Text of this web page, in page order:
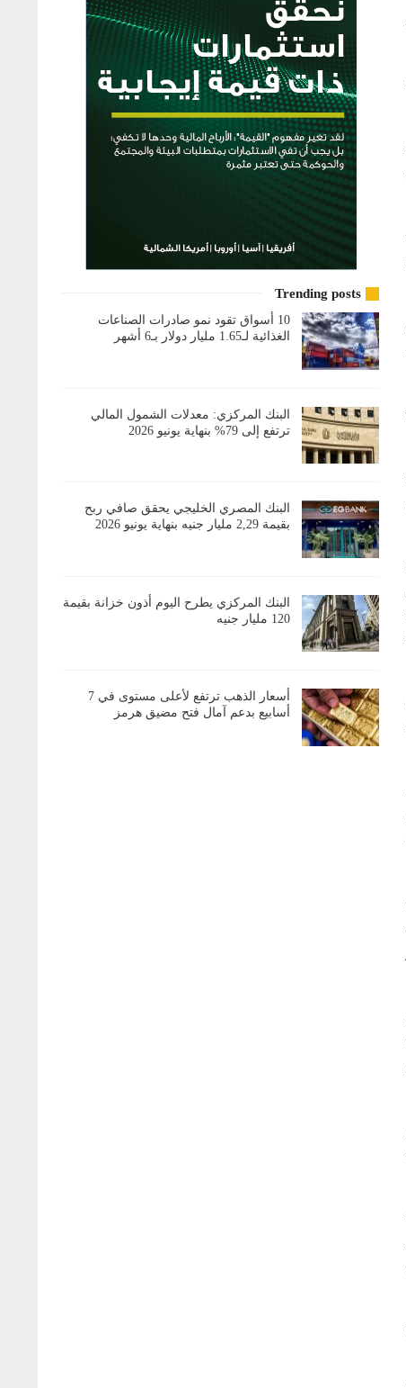
Trending posts
10 أسواق تقود نمو صادرات الصناعات
الغذائية لـ1.65 مليار دولار بـ6 أشهر
البنك المركزي: معدلات الشمول المالي
ترتفع إلى 79% بنهاية يونيو 2026
البنك المصري الخليجي يحقق صافي ربح
بقيمة 2,29 مليار جنيه بنهاية يونيو 2026
البنك المركزي يطرح اليوم أذون خزانة بقيمة
120 مليار جنيه
أسعار الذهب ترتفع لأعلى مستوى في 7
أسابيع بدعم آمال فتح مضيق هرمز